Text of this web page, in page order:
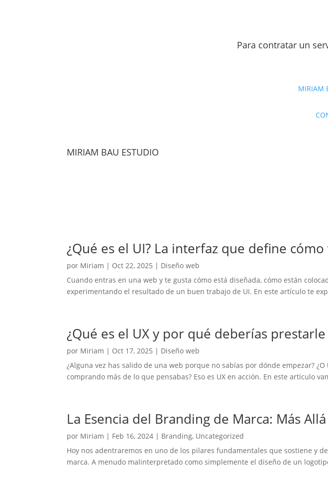
Para contratar un
MIRIAM
MIRIAM BAU ESTUDIO
¿Qué es el UI? La interfaz que define
por Miriam | Oct 22, 2025 | Diseño web
Cuando entras en una web y te gusta cómo está diseñada, cómo están
experimentando el resultado de un buen trabajo de UI. En este artículo te
¿Qué es el UX y por qué deberías
por Miriam | Oct 17, 2025 | Diseño web
¿Alguna vez has salido de una web porque no sabías por dónde empezar?
comprando más de lo que pensabas? Eso es UX en acción. En este artículo
La Esencia del Branding de Marca: Más
por Miriam | Feb 16, 2024 | Branding, Uncategorized
Hoy nos adentraremos en uno de los pilares fundamentales que sostiene y
marca. A menudo malinterpretado como simplemente el diseño de un